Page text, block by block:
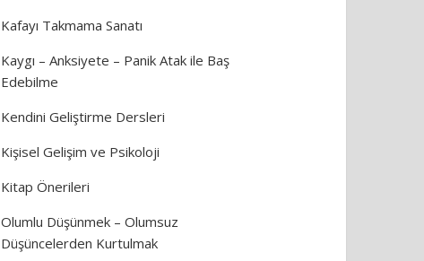
Kafayı Takmama Sanatı
Kaygı – Anksiyete – Panik Atak ile Baş
Edebilme
Kendini Geliştirme Dersleri
Kişisel Gelişim ve Psikoloji
Kitap Önerileri
Olumlu Düşünmek – Olumsuz
Düşüncelerden Kurtulmak